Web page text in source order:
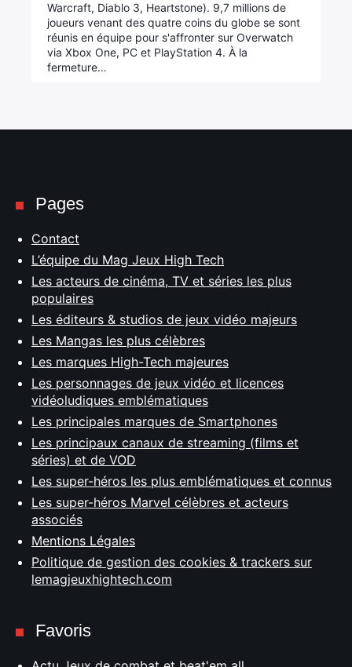
Warcraft, Diablo 3, Heartstone). 9,7 millions de
joueurs venant des quatre coins du globe se sont
réunis en équipe pour s'affronter sur Overwatch
via Xbox One, PC et PlayStation 4. À la
fermeture…
Pages
Contact
L’équipe du Mag Jeux High Tech
Les acteurs de cinéma, TV et séries les plus
populaires
Les éditeurs & studios de jeux vidéo majeurs
Les Mangas les plus célèbres
Les marques High-Tech majeures
Les personnages de jeux vidéo et licences
vidéoludiques emblématiques
Les principales marques de Smartphones
Les principaux canaux de streaming (films et
séries) et de VOD
Les super-héros les plus emblématiques et connus
Les super-héros Marvel célèbres et acteurs
associés
Mentions Légales
Politique de gestion des cookies & trackers sur
lemagjeuxhightech.com
Favoris